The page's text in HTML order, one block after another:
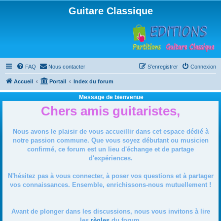
Guitare Classique
FAQ Nous contacter Connexion
S’enregistrer
Accueil Portail Index du forum
Message de bienvenue
Chers amis guitaristes,
Nous avons le plaisir de vous accueillir dans cet espace dédié à
notre passion commune. Que vous soyez débutant ou musicien
confirmé, ce forum est un lieu d'échange et de partage
d'expériences.
N'hésitez pas à vous connecter, à poser vos questions et à partager
vos connaissances. Ensemble, enrichissons-nous mutuellement !
Avant de plonger dans les discussions, nous vous invitons à lire